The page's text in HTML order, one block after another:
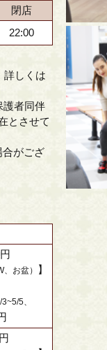
閉店
22:00
詳しくは
護者同伴
とさせて
がござ
、お盆）
】
5、